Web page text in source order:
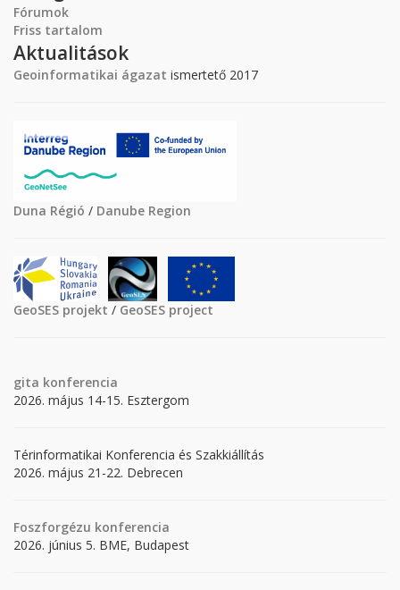
Fórumok
Friss tartalom
Aktualitások
Geoinformatikai ágazat ismertető 2017
Duna Régió / Danube Region
GeoSES projekt / GeoSES project
gita konferencia
2026. május 14-15. Esztergom
Térinformatikai Konferencia és Szakkiállítás
2026. május 21-22. Debrecen
Foszforgézu konferencia
2026. június 5. BME, Budapest